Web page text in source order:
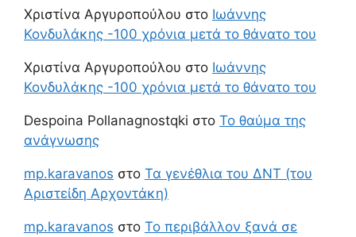
Χριστίνα Αργυροπούλου στο Ιωάννης
Κονδυλάκης -100 χρόνια μετά το θάνατο του
Χριστίνα Αργυροπούλου στο Ιωάννης
Κονδυλάκης -100 χρόνια μετά το θάνατο του
Despoina Pollanagnostqki στο Το θαύμα της
ανάγνωσης
mp.karavanos στο Τα γενέθλια του ΔΝΤ (του
Αριστείδη Αρχοντάκη)
mp.karavanos στο Το περιβάλλον ξανά σε